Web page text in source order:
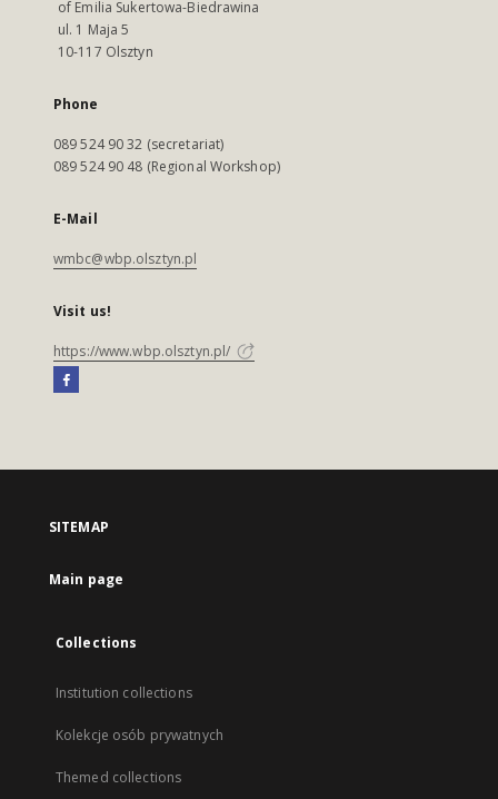
of Emilia Sukertowa-Biedrawina
ul. 1 Maja 5
10-117 Olsztyn
Phone
089 524 90 32 (secretariat)
089 524 90 48 (Regional Workshop)
E-Mail
wmbc@wbp.olsztyn.pl
Visit us!
https://www.wbp.olsztyn.pl/
SITEMAP
Main page
Collections
Institution collections
Kolekcje osób prywatnych
Themed collections